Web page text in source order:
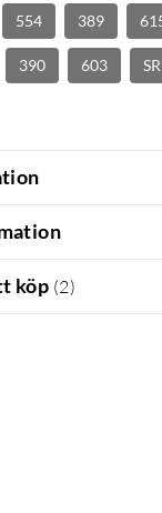
554 389
390 603
köp (2)